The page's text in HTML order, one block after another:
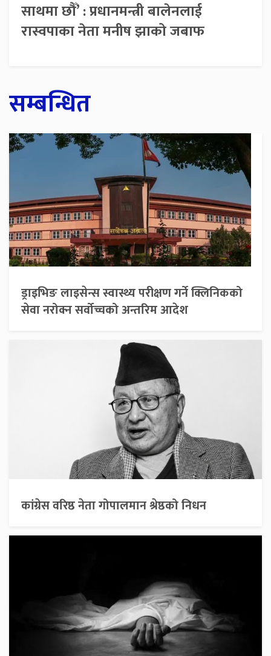
साथमा छौँ’ : प्रधानमन्त्री बालेनलाई
रास्वपाका नेता मनीष झाको जबाफ
सम्बन्धित
ड्राइभिङ लाइसेन्स स्वास्थ्य परीक्षण गर्ने क्लिनिकको
सेवा नरोक्न सर्वोच्चको अन्तरिम आदेश
कांग्रेस वरिष्ठ नेता गोपालमान श्रेष्ठको निधन